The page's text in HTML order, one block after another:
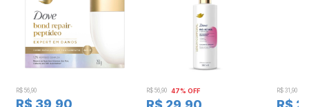
R$ 56,90
R$ 39,90
R$ 56,90 47% OFF R$ 31,90